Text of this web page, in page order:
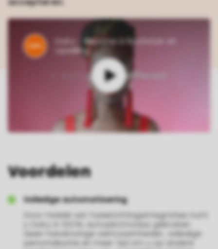
Oaky - Become a Rockstar at
Upselling
Voordelen
Volledige automatisering
Door middel van tweerichtingsintegraties kunt
u Oaky in 100% autopilotmodus gebruiken.
Geen handmatige werkzaamheden, volledige